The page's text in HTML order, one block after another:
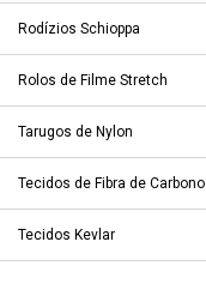
Rodízios Schioppa
Rolos de Filme Stretch
Tarugos de Nylon
Tecidos de Fibra de Carbono
Tecidos Kevlar